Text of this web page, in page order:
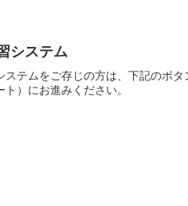
システム
ステムをご存じの方は、下記のボ
ト）にお進みください。